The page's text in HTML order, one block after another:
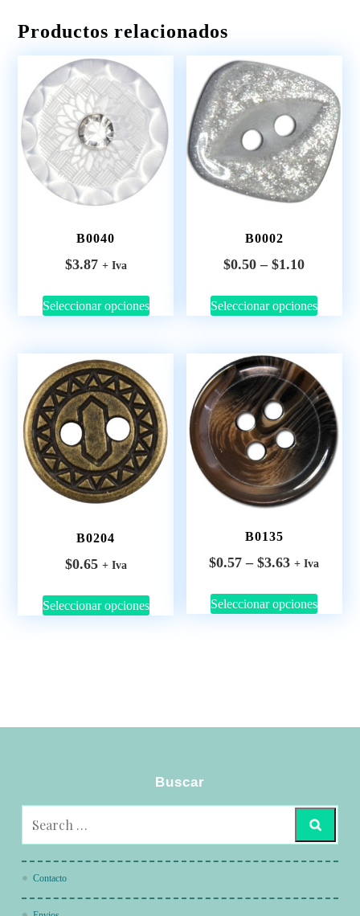
Productos relacionados
B0040
$3.87 + Iva
Seleccionar opciones
B0002
$0.50 – $1.10
Seleccionar opciones
B0204
$0.65 + Iva
Seleccionar opciones
B0135
$0.57 – $3.63 + Iva
Seleccionar opciones
Buscar
Contacto